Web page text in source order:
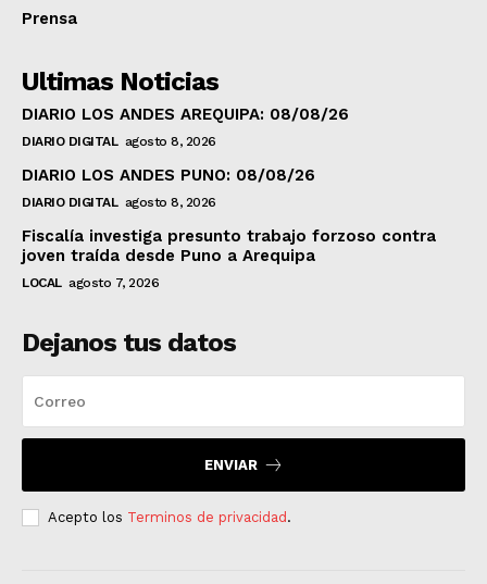
Prensa
Ultimas Noticias
DIARIO LOS ANDES AREQUIPA: 08/08/26
DIARIO DIGITAL agosto 8, 2026
DIARIO LOS ANDES PUNO: 08/08/26
DIARIO DIGITAL agosto 8, 2026
Fiscalía investiga presunto trabajo forzoso contra
joven traída desde Puno a Arequipa
LOCAL agosto 7, 2026
Dejanos tus datos
ENVIAR
Acepto los Terminos de privacidad .